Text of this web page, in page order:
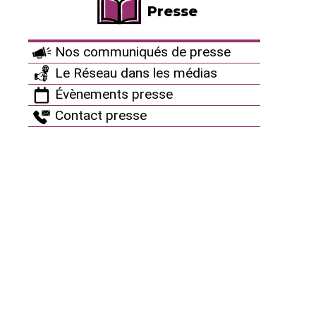
Presse
Nos communiqués de presse
Le Réseau dans les médias
Évènements presse
Contact presse
L’association Tchernoblaye guettait l’expiration des
autorisations délivrées par la préfecture en 1989.
Dès le 1er avril, elle assigne l’entreprise en justice.
« Nous demandions au juge de constater une voie de
faits et de stopper l’activité de la centrale »,
explique Stéphane Lhomme, président de